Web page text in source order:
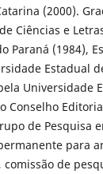
(2000).
Ciências e
Paraná (1984),
Estadual
Universidade
Conselho
de Pesquisa
para
comissão de